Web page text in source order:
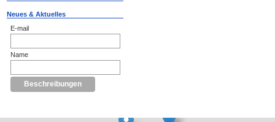
Neues & Aktuelles
E-mail
Name